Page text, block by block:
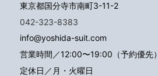
東京都国分寺市南町3-11-2
042-323-8383
info@yoshida-suit.com
営業時間／12:00〜19:00（予約優先）
定休日／月・火曜日